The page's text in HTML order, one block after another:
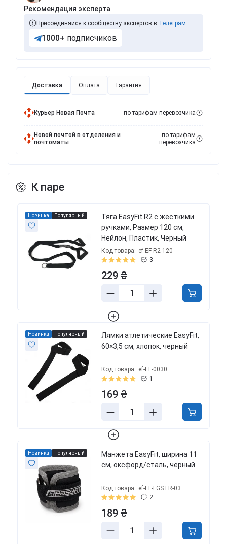
Доставка Оплата Гарантия
Курьер Новая Почта по тарифам перевозчика
Новой почтой в отделения и
почтоматы
по тарифам
перевозчика
Рекомендация эксперта
Присоединяйся к сообществу экспертов в Телеграм
1000+ подписчиков
К паре
Новинка Популярный
Тяга EasyFit R2 с жесткими
ручками, Размер 120 см,
Нейлон, Пластик, Черный
Код товара: ef-EF-R2-120
3
229 ₴
Новинка Популярный
Лямки атлетические EasyFit,
60×3,5 см, хлопок, черный
Код товара: ef-EF-0030
1
169 ₴
Новинка Популярный
Манжета EasyFit, ширина 11
см, оксфорд/сталь, черный
Код товара: ef-EF-LGSTR-03
2
189 ₴